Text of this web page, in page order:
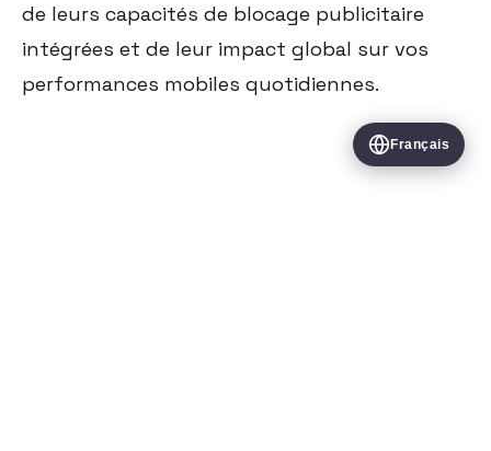
de leurs capacités de blocage publicitaire
intégrées et de leur impact global sur vos
performances mobiles quotidiennes.
Français